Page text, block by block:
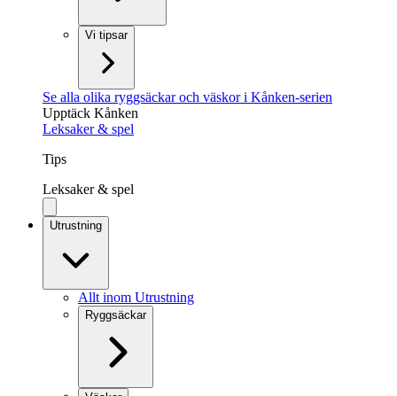
Vi tipsar
Se alla olika ryggsäckar och väskor i Kånken-serien
Upptäck Kånken
Leksaker & spel
Tips
Leksaker & spel
Utrustning
Allt inom Utrustning
Ryggsäckar